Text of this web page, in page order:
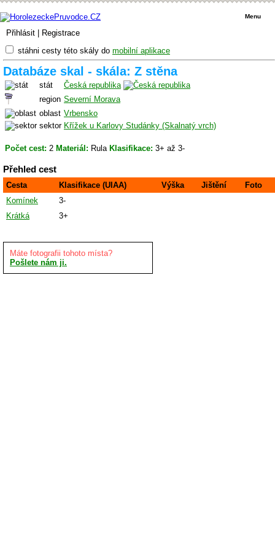
Přihlásit Registrace
Menu
stáhni cesty této skály do mobilní aplikace
Databáze skal - skála: Z stěna
stát
Česká republika
region Severní Morava
oblast Vrbensko
sektor Křížek u Karlovy Studánky (Skalnatý vrch)
Počet cest: 2 Materiál: Rula Klasifikace: 3+ až 3-
Přehled cest
Cesta Klasifikace (UIAA) Výška Jištění
Foto
Komínek
3-
Krátká
3+
Máte fotografii tohoto místa?
Pošlete nám ji.